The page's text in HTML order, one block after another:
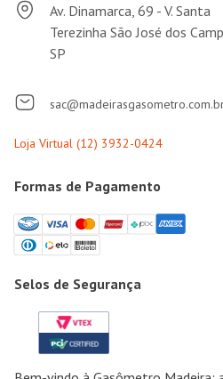
Av. Dinamarca, 69 - V. Santa
Terezinha São José dos
SP
Formas de Pagamento
Selos de Segurança